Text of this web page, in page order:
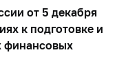
от 5 декабря
к подготовке и
финансовых